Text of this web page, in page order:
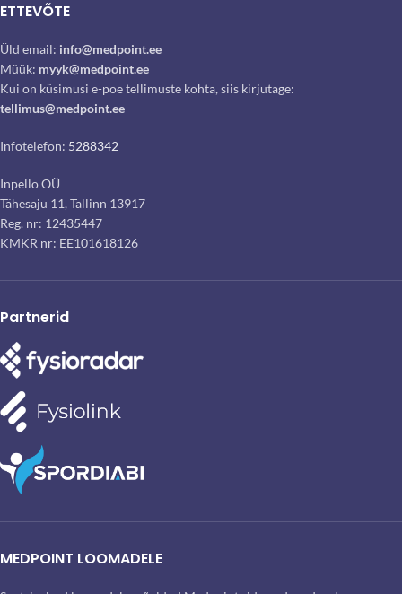
ETTEVÕTE
Üld email: info@medpoint.ee
Müük: myyk@medpoint.ee
Kui on küsimusi e-poe tellimuste kohta, siis kirjutage:
tellimus@medpoint.ee
Infotelefon: 5288342
Inpello OÜ
Tähesaju 11, Tallinn 13917
Reg. nr: 12435447
KMKR nr: EE101618126
Partnerid
MEDPOINT LOOMADELE